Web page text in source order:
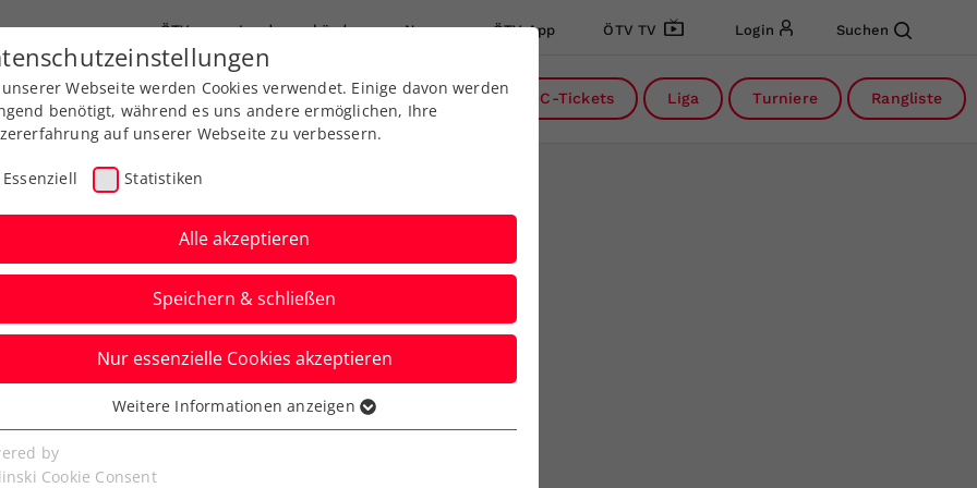
ÖTV Landesverbände News ÖTV App ÖTV TV Login Suchen
Ausbildungen Services Über uns DC-Tickets Liga Turniere Rangliste
im Halbfinale
Webseite werden Cookies verwendet. Einige davon werden
benötigt, während es uns andere ermöglichen, Ihre
auf unserer Webseite zu verbessern.
Essenziell Statistiken
Alle akzeptieren
Speichern & schließen
Nur essenzielle Cookies akzeptieren
Cookies werden für grundlegende Funktionen der
benötigt. Dadurch ist gewährleistet, dass die Webseite
Weitere Informationen anzeigen
by
Cookie Consent